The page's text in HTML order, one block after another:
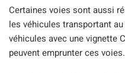
Certaines voies sont aussi
les véhicules transportant
véhicules avec une vignette
peuvent emprunter ces voies.